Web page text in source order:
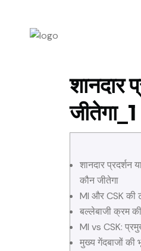
शानदार
जीतेगा_1
शानदार प्रदर्शन
कौन जीतेगा
MI और CSK की
बल्लेबाजी क्रम
MI vs CSK:
मुख्य गेंदबाजों की